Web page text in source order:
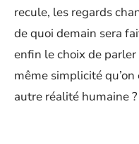
recule, les regards
de quoi demain sera
enfin le choix de
même simplicité
autre réalité humaine ?